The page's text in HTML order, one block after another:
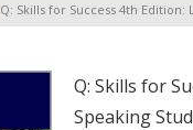
Q: Skills for Success 4th
Q: Skills for
Speaking